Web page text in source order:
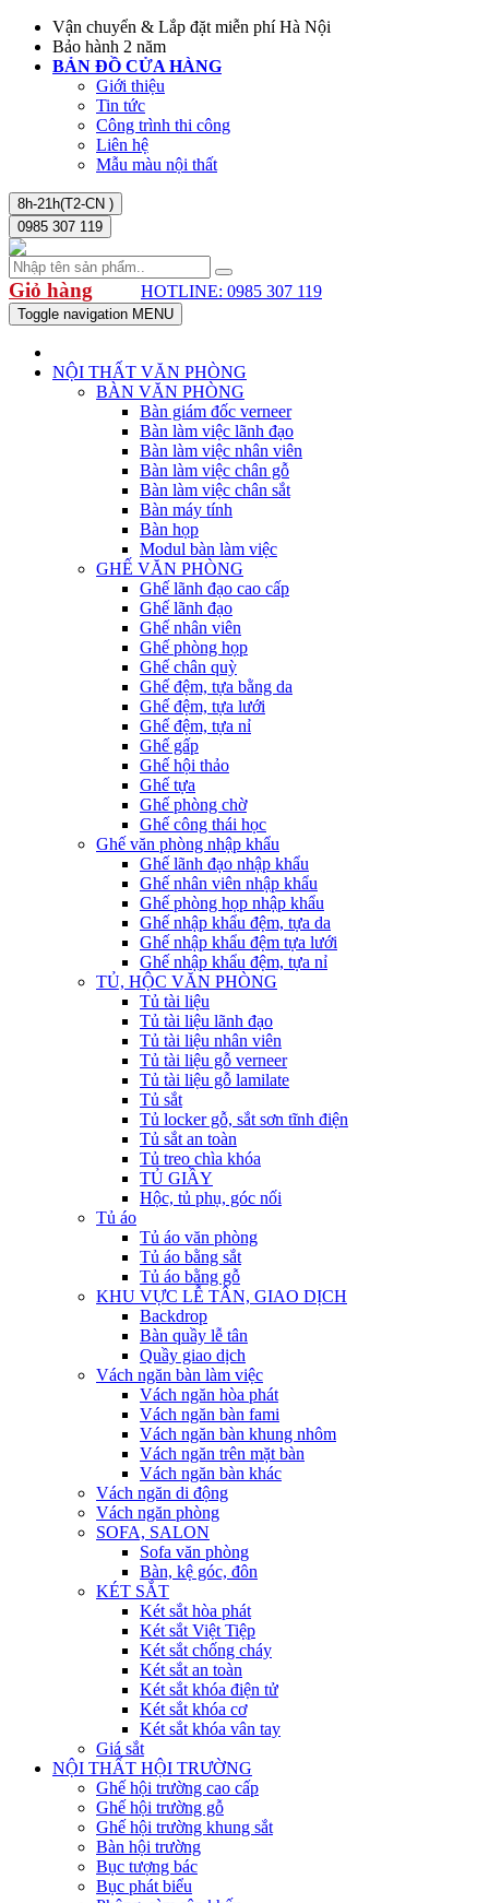
Vận chuyển & Lắp đặt miễn phí Hà Nội
Bảo hành 2 năm
BẢN ĐỒ CỬA HÀNG
Giới thiệu
Tin tức
Công trình thi công
Liên hệ
Mẫu màu nội thất
8h-21h(T2-CN )
0985 307 119
Giỏ hàng HOTLINE: 0985 307 119
Toggle navigation MENU
NỘI THẤT VĂN PHÒNG
BÀN VĂN PHÒNG
Bàn giám đốc verneer
Bàn làm việc lãnh đạo
Bàn làm việc nhân viên
Bàn làm việc chân gỗ
Bàn làm việc chân sắt
Bàn máy tính
Bàn họp
Modul bàn làm việc
GHẾ VĂN PHÒNG
Ghế lãnh đạo cao cấp
Ghế lãnh đạo
Ghế nhân viên
Ghế phòng họp
Ghế chân quỳ
Ghế đệm, tựa bằng da
Ghế đệm, tựa lưới
Ghế đệm, tựa nỉ
Ghế gấp
Ghế hội thảo
Ghế tựa
Ghế phòng chờ
Ghế công thái học
Ghế văn phòng nhập khẩu
Ghế lãnh đạo nhập khẩu
Ghế nhân viên nhập khẩu
Ghế phòng họp nhập khẩu
Ghế nhập khẩu đệm, tựa da
Ghế nhập khẩu đệm tựa lưới
Ghế nhập khẩu đệm, tựa nỉ
TỦ, HỘC VĂN PHÒNG
Tủ tài liệu
Tủ tài liệu lãnh đạo
Tủ tài liệu nhân viên
Tủ tài liệu gỗ verneer
Tủ tài liệu gỗ lamilate
Tủ sắt
Tủ locker gỗ, sắt sơn tĩnh điện
Tủ sắt an toàn
Tủ treo chìa khóa
TỦ GIẦY
Hộc, tủ phụ, góc nối
Tủ áo
Tủ áo văn phòng
Tủ áo bằng sắt
Tủ áo bằng gỗ
KHU VỰC LỄ TÂN, GIAO DỊCH
Backdrop
Bàn quầy lễ tân
Quầy giao dịch
Vách ngăn bàn làm việc
Vách ngăn hòa phát
Vách ngăn bàn fami
Vách ngăn bàn khung nhôm
Vách ngăn trên mặt bàn
Vách ngăn bàn khác
Vách ngăn di động
Vách ngăn phòng
SOFA, SALON
Sofa văn phòng
Bàn, kệ góc, đôn
KÉT SẮT
Két sắt hòa phát
Két sắt Việt Tiệp
Két sắt chống cháy
Két sắt an toàn
Két sắt khóa điện tử
Két sắt khóa cơ
Két sắt khóa vân tay
Giá sắt
NỘI THẤT HỘI TRƯỜNG
Ghế hội trường cao cấp
Ghế hội trường gỗ
Ghế hội trường khung sắt
Bàn hội trường
Bục tượng bác
Bục phát biểu